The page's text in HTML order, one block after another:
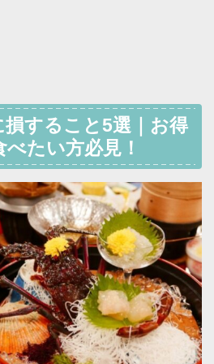
損すること5選｜お得
たい方必見！